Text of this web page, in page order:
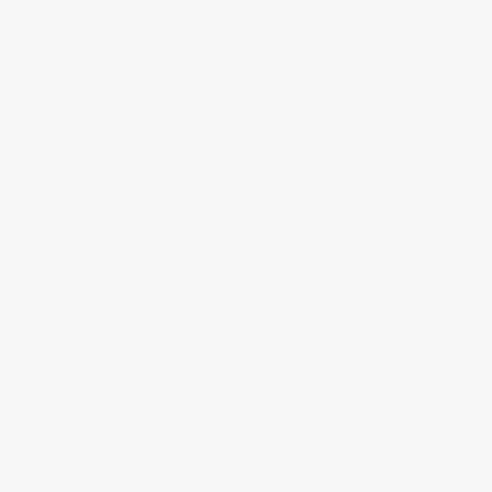
sur le métabolisme,
remédier dans les